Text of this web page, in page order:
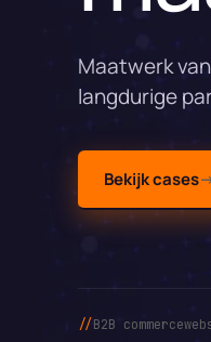
Maatwerk
langdurige
Bekijk cases
//B2B commerce